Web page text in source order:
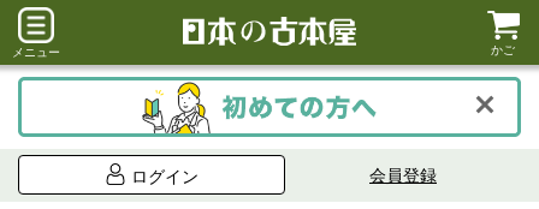
メニュー かご
ログイン 会員登録